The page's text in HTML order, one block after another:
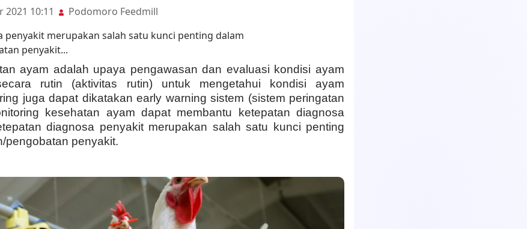
2021 10:11 Podomoro Feedmill
ayam adalah upaya pengawasan dan evaluasi kondisi ayam
rutin (aktivitas rutin) untuk mengetahui kondisi ayam
juga dapat dikatakan early warning sistem (sistem peringatan
kesehatan ayam dapat membantu ketepatan diagnosa
diagnosa penyakit merupakan salah satu kunci penting
pengobatan penyakit.